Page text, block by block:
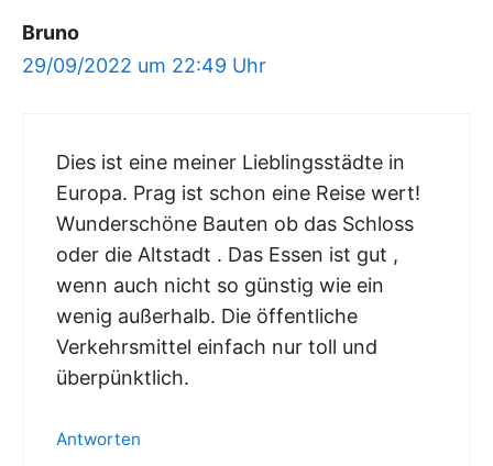
Bruno
29/09/2022 um 22:49 Uhr
Dies ist eine meiner Lieblingsstädte in
Europa. Prag ist schon eine Reise wert!
Wunderschöne Bauten ob das Schloss
oder die Altstadt . Das Essen ist gut ,
wenn auch nicht so günstig wie ein
wenig außerhalb. Die öffentliche
Verkehrsmittel einfach nur toll und
überpünktlich.
Antworten